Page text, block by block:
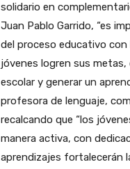
solidario en
Juan Pablo Garrido, “es
del proceso educativo
jóvenes logren sus
escolar y generar un
profesora de lenguaje,
recalcando que “los
manera activa, con
aprendizajes fortalecerán